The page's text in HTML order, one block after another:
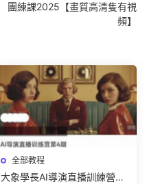
團練課2025【畫質高清隻有視
頻】
全部教程
大象學長AI導演直播訓練營第4